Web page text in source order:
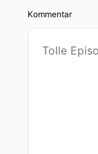
Kommentar